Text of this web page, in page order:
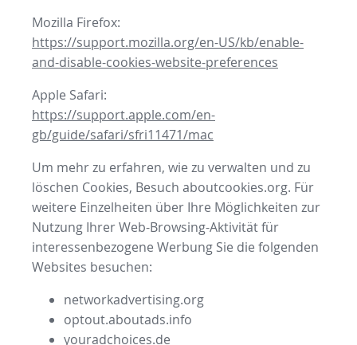
Mozilla Firefox:
https://support.mozilla.org/en-US/kb/enable-
and-disable-cookies-website-preferences
Apple Safari:
https://support.apple.com/en-
gb/guide/safari/sfri11471/mac
Um mehr zu erfahren, wie zu verwalten und zu
löschen Cookies, Besuch aboutcookies.org. Für
weitere Einzelheiten über Ihre Möglichkeiten zur
Nutzung Ihrer Web-Browsing-Aktivität für
interessenbezogene Werbung Sie die folgenden
Websites besuchen:
networkadvertising.org
optout.aboutads.info
youradchoices.de